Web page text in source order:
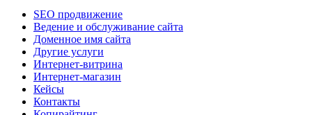
SEO продвижение
Ведение и обслуживание сайта
Доменное имя сайта
Другие услуги
Интернет-витрина
Интернет-магазин
Кейсы
Контакты